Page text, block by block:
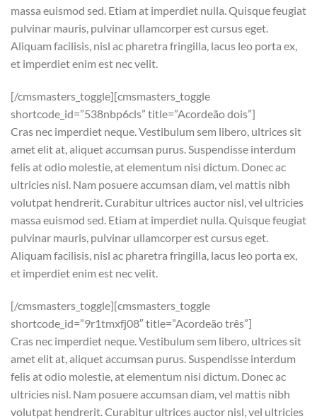
massa euismod sed. Etiam at imperdiet nulla. Quisque feugiat
pulvinar mauris, pulvinar ullamcorper est cursus eget.
Aliquam facilisis, nisl ac pharetra fringilla, lacus leo porta ex,
et imperdiet enim est nec velit.
[/cmsmasters_toggle][cmsmasters_toggle
shortcode_id=”538nbp6cls” title=”Acordeão dois”]
Cras nec imperdiet neque. Vestibulum sem libero, ultrices sit
amet elit at, aliquet accumsan purus. Suspendisse interdum
felis at odio molestie, at elementum nisi dictum. Donec ac
ultricies nisl. Nam posuere accumsan diam, vel mattis nibh
volutpat hendrerit. Curabitur ultrices auctor nisl, vel ultricies
massa euismod sed. Etiam at imperdiet nulla. Quisque feugiat
pulvinar mauris, pulvinar ullamcorper est cursus eget.
Aliquam facilisis, nisl ac pharetra fringilla, lacus leo porta ex,
et imperdiet enim est nec velit.
[/cmsmasters_toggle][cmsmasters_toggle
shortcode_id=”9r1tmxfj08″ title=”Acordeão três”]
Cras nec imperdiet neque. Vestibulum sem libero, ultrices sit
amet elit at, aliquet accumsan purus. Suspendisse interdum
felis at odio molestie, at elementum nisi dictum. Donec ac
ultricies nisl. Nam posuere accumsan diam, vel mattis nibh
volutpat hendrerit. Curabitur ultrices auctor nisl, vel ultricies